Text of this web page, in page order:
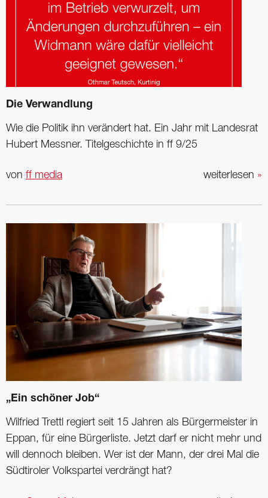
Die Verwandlung
Wie die Politik ihn verändert hat. Ein Jahr mit Landesrat
Hubert Messner. Titel­geschichte in ff 9/25
weiterlesen »
von ff media
„Ein schöner Job“
Wilfried Trettl regiert seit 15 Jahren als Bürgermeister in
Eppan, für eine ­Bürgerliste. Jetzt darf er nicht mehr und
will dennoch bleiben. Wer ist der Mann, der drei Mal die
Südtiroler Volkspartei verdrängt hat?